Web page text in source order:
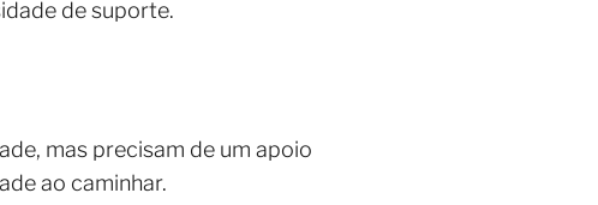
de suporte.
mas precisam de um apoio
ao caminhar.